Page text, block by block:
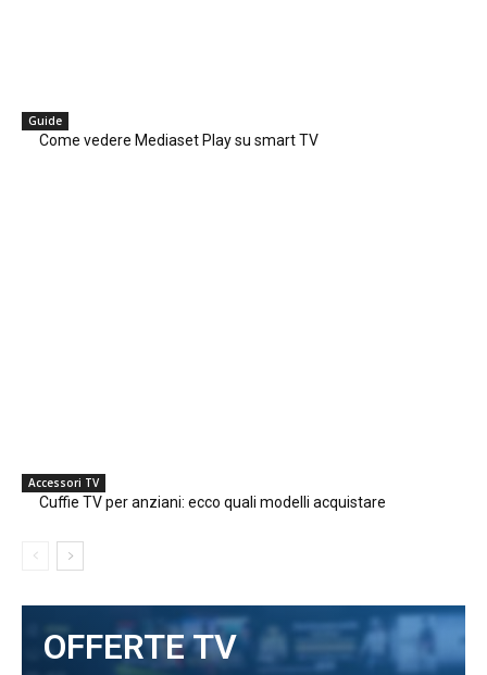
Guide
Come vedere Mediaset Play su smart TV
Accessori TV
Cuffie TV per anziani: ecco quali modelli acquistare
OFFERTE TV